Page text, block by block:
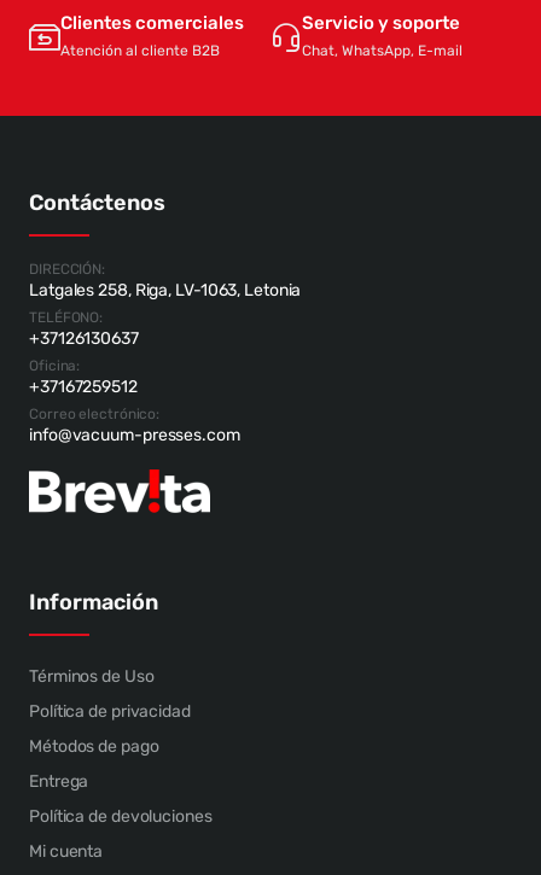
Clientes comerciales
Atención al cliente B2B
Servicio y soporte
Chat, WhatsApp, E-mail
Contáctenos
DIRECCIÓN:
Latgales 258, Riga, LV-1063, Letonia
TELÉFONO:
+37126130637
Oficina:
+37167259512
Correo electrónico:
info@vacuum-presses.com
Información
Términos de Uso
Política de privacidad
Métodos de pago
Entrega
Política de devoluciones
Mi cuenta